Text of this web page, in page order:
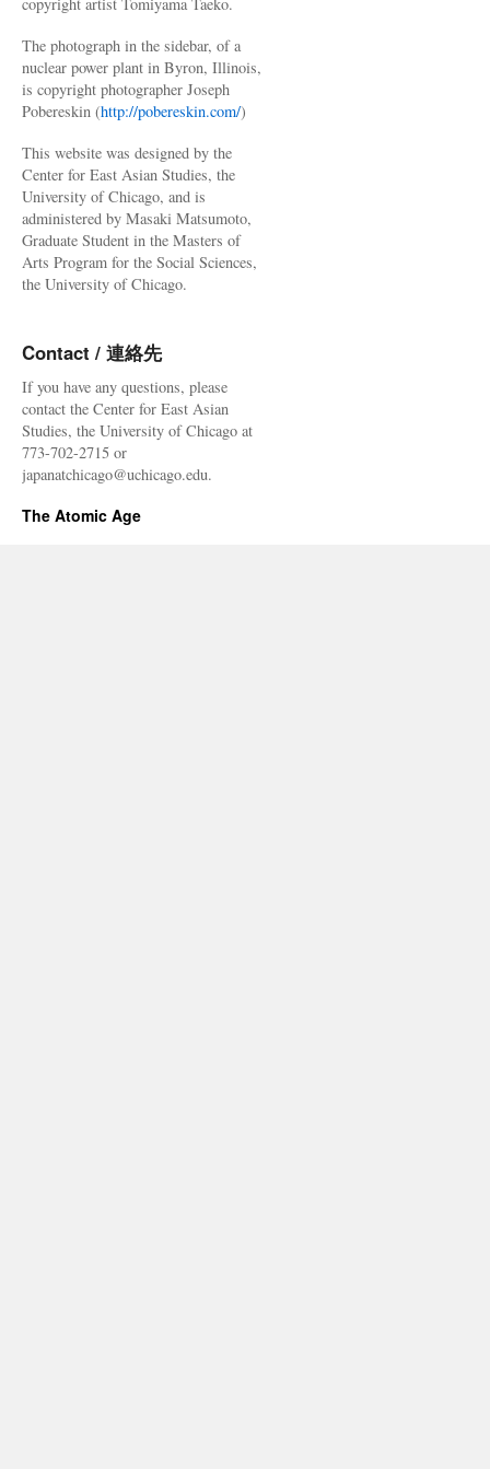
The photograph in the sidebar, of a
nuclear power plant in Byron, Illinois,
is copyright photographer Joseph
Pobereskin (http://pobereskin.com/)
This website was designed by the
Center for East Asian Studies, the
University of Chicago, and is
administered by Masaki Matsumoto,
Graduate Student in the Masters of
Arts Program for the Social Sciences,
the University of Chicago.
Contact / 連絡先
If you have any questions, please
contact the Center for East Asian
Studies, the University of Chicago at
773-702-2715 or
japanatchicago@uchicago.edu.
The Atomic Age